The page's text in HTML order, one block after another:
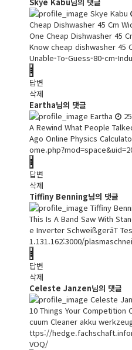
Skye Kabu
Cheap Dishwasher 45 Cm
One Cheap Dishwasher 45
Know cheap dishwasher 45
Unable-To-Guess-80-cm-
답변
삭제
Eartha님의 댓글
Eartha
A Rewind What People
Ago Online Physics
답변
삭제
Tiffiny Benning님의 댓글
Tiffiny
This Is A Band Saw With
e Inverter SchweißgeräT
1.131.162:3000/
답변
삭제
Celeste Janzen님의 댓글
Celeste
10 Things Your Competition
cuum Cleaner akku
ttps://
VOQ/